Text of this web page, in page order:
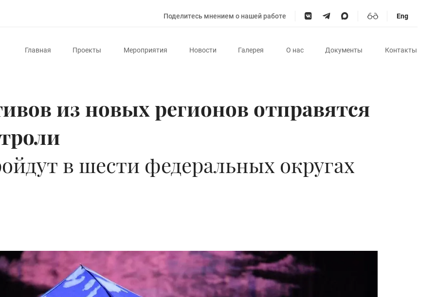
Поделитесь мнением о нашей работе Eng
Главная Проекты Мероприятия Новости Галерея О нас Документы Контакты
из новых регионов отправятся
в шести федеральных округах